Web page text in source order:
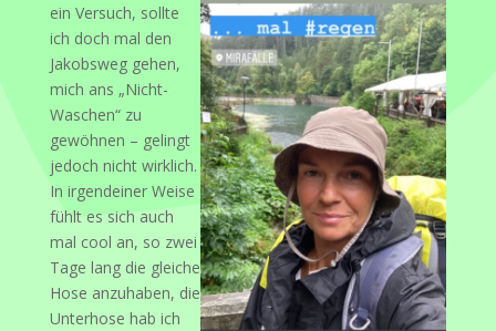
ein Versuch, sollte
ich doch mal den
Jakobsweg gehen,
mich ans „Nicht-
Waschen“ zu
gewöhnen – gelingt
jedoch nicht wirklich.
In irgendeiner Weise
fühlt es sich auch
mal cool an, so zwei
Tage lang die gleiche
Hose anzuhaben, die
Unterhose hab ich